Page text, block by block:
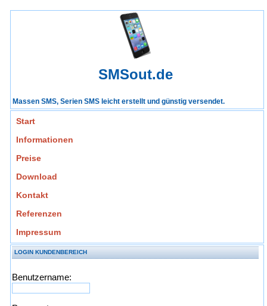
SMSout.de
Massen SMS, Serien SMS leicht erstellt und günstig versendet.
Start
Informationen
Preise
Download
Kontakt
Referenzen
Impressum
LOGIN KUNDENBEREICH
Benutzername: